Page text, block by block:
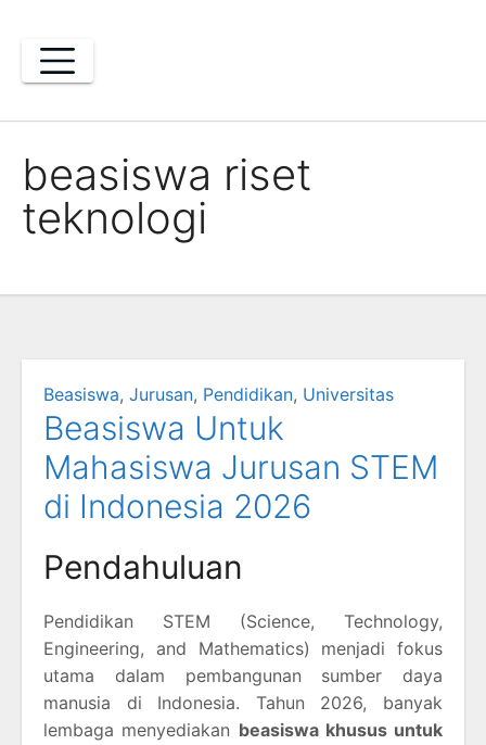
content
beasiswa riset
teknologi
Beasiswa, Jurusan, Pendidikan, Universitas
Beasiswa Untuk
Mahasiswa Jurusan STEM
di Indonesia 2026
Pendahuluan
Pendidikan STEM (Science, Technology,
Engineering, and Mathematics) menjadi fokus
utama dalam pembangunan sumber daya
manusia di Indonesia. Tahun 2026, banyak
lembaga menyediakan beasiswa khusus untuk